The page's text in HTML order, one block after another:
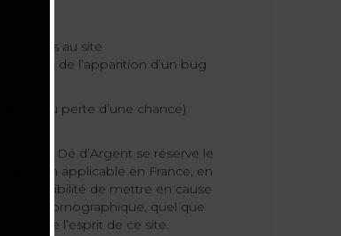
l’accès au site
4, soit de l’apparition d’un bug
ou perte d’une chance)
Au Dé d’Argent se réserve le
applicable en France, en
la possibilité de mettre en cause
ou pornographique, quel que
ou de l’esprit de ce site.